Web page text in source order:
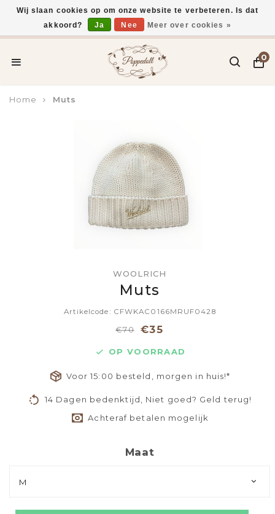
Voor 15:00 uur besteld, vandaag verzonden*
0
Home Muts
WOOLRICH
Muts
Artikelcode: CFWKAC0166MRUF0428
€70 €35
OP VOORRAAD
Voor 15:00 besteld, morgen in huis!*
14 Dagen bedenktijd, Niet goed? Geld terug!
Achteraf betalen mogelijk
Maat
M
Wij slaan cookies op om onze website te verbeteren. Is dat
akkoord?
Ja Nee Meer over cookies »